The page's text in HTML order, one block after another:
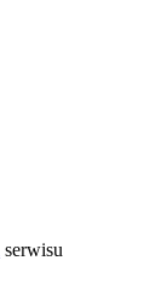
serwisu